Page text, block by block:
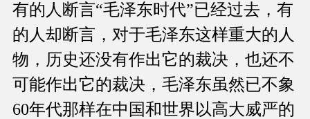
有的人断言“毛泽东时代”已经过去，有
的人却断言，对于毛泽东这样重大的人
物，历史还没有作出它的裁决，也还不
可能作出它的裁决，毛泽东虽然已不象
60年代那样在中国和世界以高大威严的